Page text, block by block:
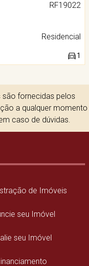
RF19022
Residencial
1
fornecidas pelos
a qualquer momento
caso de dúvidas.
de Imóveis
seu Imóvel
seu Imóvel